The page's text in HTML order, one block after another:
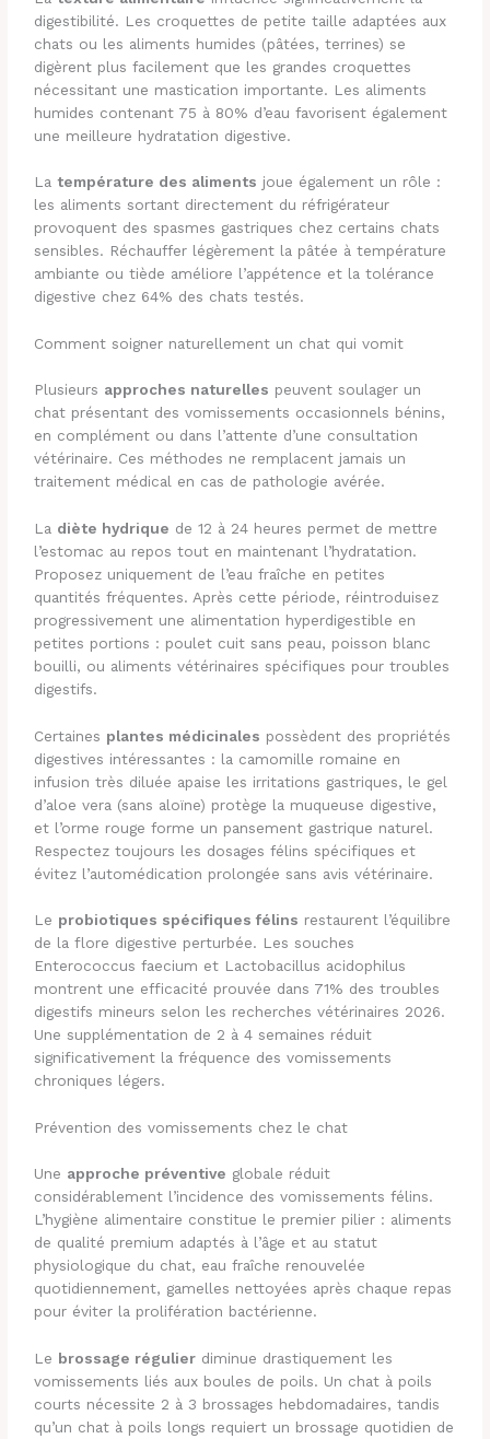
digestibilité. Les croquettes de petite taille adaptées aux
chats ou les aliments humides (pâtées, terrines) se
digèrent plus facilement que les grandes croquettes
nécessitant une mastication importante. Les aliments
humides contenant 75 à 80% d’eau favorisent également
une meilleure hydratation digestive.
Latempérature des aliments joue également un rôle :
les aliments sortant directement du réfrigérateur
provoquent des spasmes gastriques chez certains chats
sensibles. Réchauffer légèrement la pâtée à température
ambiante ou tiède améliore l’appétence et la tolérance
digestive chez 64% des chats testés.
Comment soigner naturellement un chat qui vomit
Plusieurs approches naturelles peuvent soulager un
chat présentant des vomissements occasionnels bénins,
en complément ou dans l’attente d’une consultation
vétérinaire. Ces méthodes ne remplacent jamais un
traitement médical en cas de pathologie avérée.
La diète hydrique de 12 à 24 heures permet de mettre
l’estomac au repos tout en maintenant l’hydratation.
Proposez uniquement de l’eau fraîche en petites
quantités fréquentes. Après cette période, réintroduisez
progressivement une alimentation hyperdigestible en
petites portions : poulet cuit sans peau, poisson blanc
bouilli, ou aliments vétérinaires spécifiques pour troubles
digestifs.
Certaines plantes médicinales possèdent des propriétés
digestives intéressantes : la camomille romaine en
infusion très diluée apaise les irritations gastriques, le gel
d’aloe vera (sans aloïne) protège la muqueuse digestive,
et l’orme rouge forme un pansement gastrique naturel.
Respectez toujours les dosages félins spécifiques et
évitez l’automédication prolongée sans avis vétérinaire.
Le probiotiques spécifiques félins restaurent l’équilibre
de la flore digestive perturbée. Les souches
Enterococcus faecium et Lactobacillus acidophilus
montrent une efficacité prouvée dans 71% des troubles
digestifs mineurs selon les recherches vétérinaires 2026.
Une supplémentation de 2 à 4 semaines réduit
significativement la fréquence des vomissements
chroniques légers.
Prévention des vomissements chez le chat
Une approche préventive globale réduit
considérablement l’incidence des vomissements félins.
L’hygiène alimentaire constitue le premier pilier : aliments
de qualité premium adaptés à l’âge et au statut
physiologique du chat, eau fraîche renouvelée
quotidiennement, gamelles nettoyées après chaque repas
pour éviter la prolifération bactérienne.
Le brossage régulier diminue drastiquement les
vomissements liés aux boules de poils. Un chat à poils
courts nécessite 2 à 3 brossages hebdomadaires, tandis
qu’un chat à poils longs requiert un brossage quotidien de